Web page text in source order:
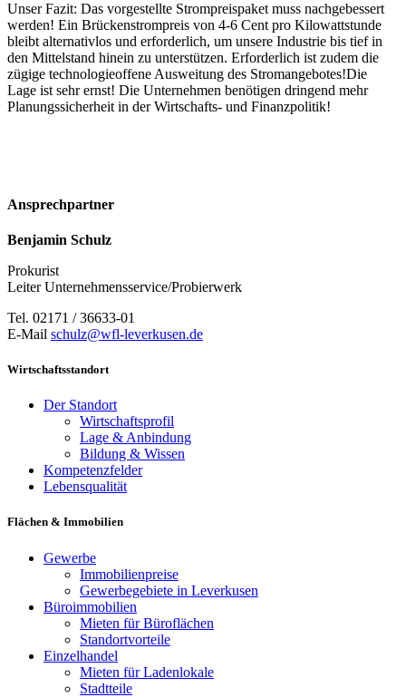
Unser Fazit: Das vorgestellte Strompreispaket muss nachgebessert
werden! Ein Brückenstrompreis von 4-6 Cent pro Kilowattstunde
bleibt alternativlos und erforderlich, um unsere Industrie bis tief in
den Mittelstand hinein zu unterstützen. Erforderlich ist zudem die
zügige technologieoffene Ausweitung des Stromangebotes!Die
Lage ist sehr ernst! Die Unternehmen benötigen dringend mehr
Planungssicherheit in der Wirtschafts- und Finanzpolitik!
Ansprechpartner
Benjamin Schulz
Prokurist
Leiter Unternehmensservice/Probierwerk
Tel. 02171 / 36633-01
E-Mail schulz@wfl-leverkusen.de
Wirtschaftsstandort
Der Standort
Wirtschaftsprofil
Lage & Anbindung
Bildung & Wissen
Kompetenzfelder
Lebensqualität
Flächen & Immobilien
Gewerbe
Immobilienpreise
Gewerbegebiete in Leverkusen
Büroimmobilien
Mieten für Büroflächen
Standortvorteile
Einzelhandel
Mieten für Ladenlokale
Stadtteile